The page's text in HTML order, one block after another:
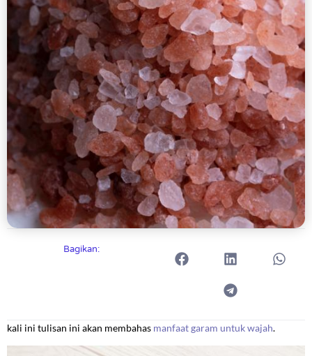
Bagikan:
kali ini tulisan ini akan membahas manfaat garam untuk wajah.